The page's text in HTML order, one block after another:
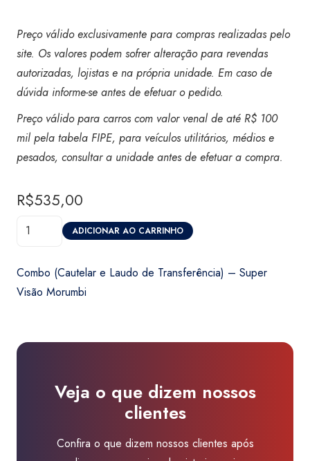
Preço válido exclusivamente para compras realizadas pelo
site. Os valores podem sofrer alteração para revendas
autorizadas, lojistas e na própria unidade. Em caso de
dúvida informe-se antes de efetuar o pedido.
Preço válido para carros com valor venal de até R$ 100
mil pela tabela FIPE, para veículos utilitários, médios e
pesados, consultar a unidade antes de efetuar a compra.
R$535,00
Combo
-
ADICIONAR AO CARRINHO
Combo (Cautelar e Laudo de Transferência) – Super
Visão Morumbi
Veja o que dizem nossos
clientes
Confira o que dizem nossos clientes após